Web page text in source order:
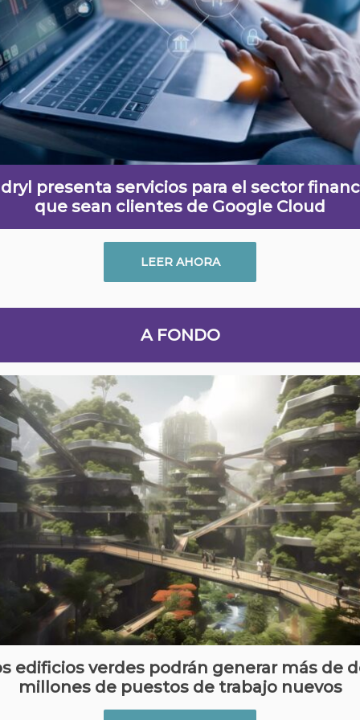
presenta servicios para el sector
que sean clientes de Google Cloud
LEER AHORA
A FONDO
edificios verdes podrán generar más de
millones de puestos de trabajo nuevos